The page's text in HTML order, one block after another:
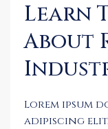
Learn
About
Lorem ipsum
adipiscing elit.